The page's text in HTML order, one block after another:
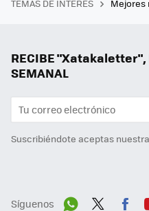
TEMAS DE INTERÉS Mejores
RECIBE "Xatakaletter",
SEMANAL
Suscribiéndote aceptas nuestra
Síguenos